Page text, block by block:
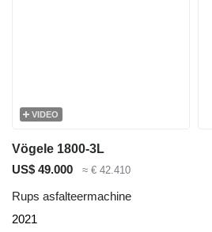
VIDEO
Vögele 1800-3L
US$ 49.000
≈ € 42.410
Rups asfalteermachine
2021